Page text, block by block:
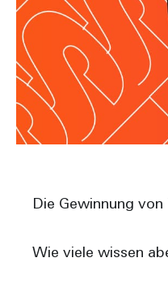
Die Gewinnung
Wie viele wissen